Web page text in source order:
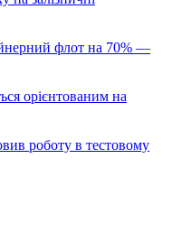
флот на 70% —
орієнтованим на
роботу в тестовому